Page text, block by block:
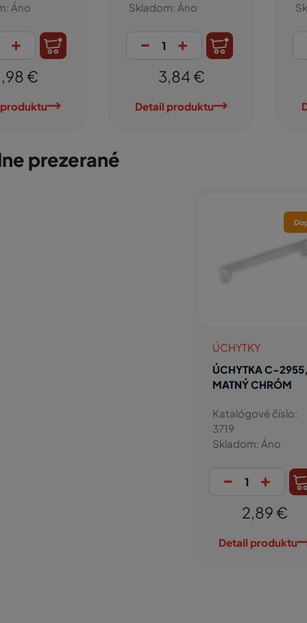
Áno
+
2,67 €
produktu
Skladom: Áno
- +
7,97 €
Detail produktu
prezerané
ÚCHYTKY
ÚCHYTKA C-
MATNÝ CHRÓM
Katalógové číslo:
3719
Skladom: Áno
- +
2,89 €
Detail produktu